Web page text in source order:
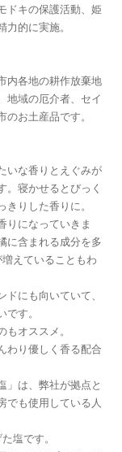
ドキの保護活動、姫
的に実施。
内各地の耕作放棄地
地域の厄介者、セイ
お土産品です。
いな香りとえぐみが
。寝かせるとびっく
りした香りに。
りになっていきま
に含まれる成分を多
えていることもわ
にも向いていて、
す。
オススメ。
わり優しく香る配合
」は、弊社が拠点と
でも使用している人
塩です。